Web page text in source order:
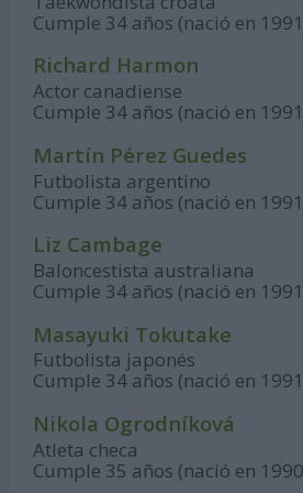
Cumple 34 años (nació en
Richard Harmon
Actor canadiense
Cumple 34 años (nació en
Martín Pérez Guedes
Futbolista argentino
Cumple 34 años (nació en
Liz Cambage
Baloncestista australiana
Cumple 34 años (nació en
Masayuki Tokutake
Futbolista japonés
Cumple 34 años (nació en
Nikola Ogrodníková
Atleta checa
Cumple 35 años (nació en